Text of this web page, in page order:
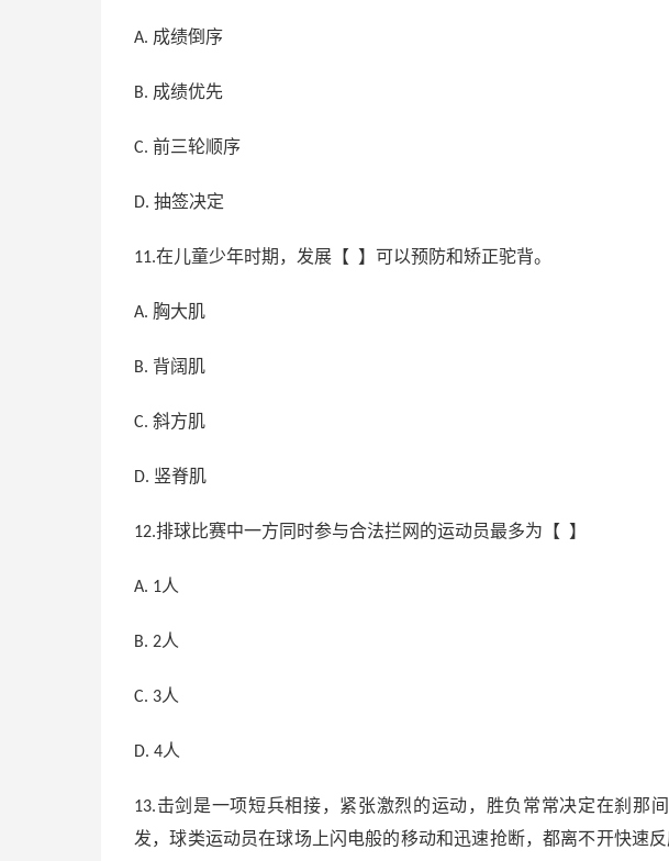
A. 成绩倒序
B. 成绩优先
C. 前三轮顺序
D. 抽签决定
11.在儿童少年时期，发展【 】可以预防和矫正驼背。
A. 胸大肌
B. 背阔肌
C. 斜方肌
D. 竖脊肌
12.排球比赛中一方同时参与合法拦网的运动员最多为【 】
A. 1人
B. 2人
C. 3人
D. 4人
13.击剑是一项短兵相接，紧张激烈的运动，胜负常常决定在刹那
发，球类运动员在球场上闪电般的移动和迅速抢断，都离不开快速